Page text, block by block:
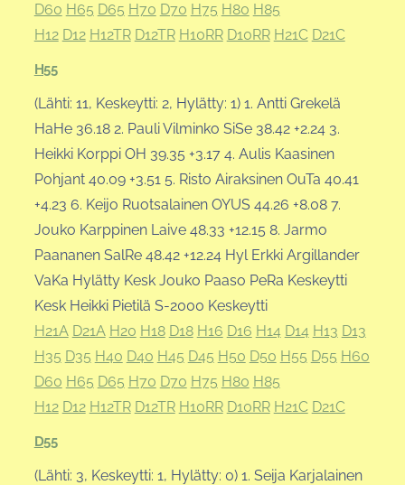
D60 H65 D65 H70 D70 H75 H80 H85
H12 D12 H12TR D12TR H10RR D10RR H21C D21C
H55
(Lähti: 11, Keskeytti: 2, Hylätty: 1) 1. Antti Grekelä
HaHe 36.18 2. Pauli Vilminko SiSe 38.42 +2.24 3.
Heikki Korppi OH 39.35 +3.17 4. Aulis Kaasinen
Pohjant 40.09 +3.51 5. Risto Airaksinen OuTa 40.41
+4.23 6. Keijo Ruotsalainen OYUS 44.26 +8.08 7.
Jouko Karppinen Laive 48.33 +12.15 8. Jarmo
Paananen SalRe 48.42 +12.24 Hyl Erkki Argillander
VaKa Hylätty Kesk Jouko Paaso PeRa Keskeytti
Kesk Heikki Pietilä S-2000 Keskeytti
H21A D21A H20 H18 D18 H16 D16 H14 D14 H13 D13
H35 D35 H40 D40 H45 D45 H50 D50 H55 D55 H60
D60 H65 D65 H70 D70 H75 H80 H85
H12 D12 H12TR D12TR H10RR D10RR H21C D21C
D55
(Lähti: 3, Keskeytti: 1, Hylätty: 0) 1. Seija Karjalainen